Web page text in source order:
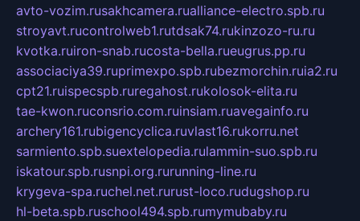
avto-vozim.rusakhcamera.rualliance-electro.spb.ru
stroyavt.rucontrolweb1.rutdsak74.rukinzozo-ru.ru
kvotka.ruiron-snab.rucosta-bella.rueugrus.pp.ru
associaciya39.ruprimexpo.spb.rubezmorchin.ruia2.ru
cpt21.ruispecspb.ruregahost.rukolosok-elita.ru
tae-kwon.ruconsrio.com.ruinsiam.ruavegainfo.ru
archery161.rubigencyclica.ruvlast16.rukorru.net
sarmiento.spb.suextelopedia.rulammin-suo.spb.ru
iskatour.spb.rusnpi.org.rurunning-line.ru
krygeva-spa.ruchel.net.rurust-loco.rudugshop.ru
hl-beta.spb.ruschool494.spb.rumymubaby.ru